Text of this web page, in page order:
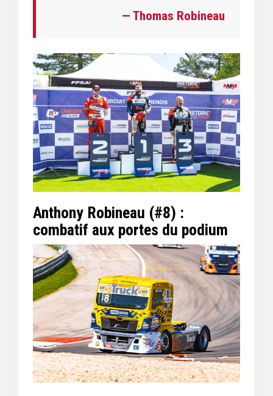
— Thomas Robineau
Anthony Robineau (#8) :
combatif aux portes du podium